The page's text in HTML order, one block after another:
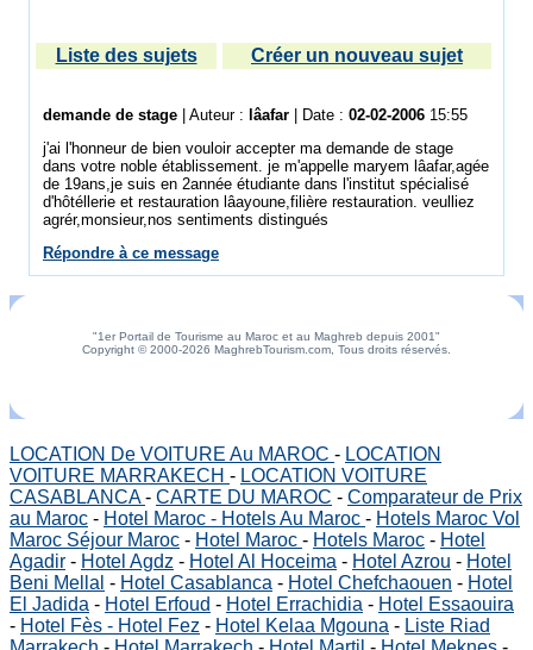
Liste des sujets Créer un nouveau sujet
demande de stage | Auteur : lâafar | Date : 02-02-2006 15:55
j'ai l'honneur de bien vouloir accepter ma demande de stage
dans votre noble établissement. je m'appelle maryem lâafar,agée
de 19ans,je suis en 2année étudiante dans l'institut spécialisé
d'hôtéllerie et restauration lâayoune,filière restauration. veulliez
agrér,monsieur,nos sentiments distingués
Répondre à ce message
"1er Portail de Tourisme au Maroc et au Maghreb depuis 2001"
Copyright © 2000-2026 MaghrebTourism.com, Tous droits réservés.
LOCATION De VOITURE Au MAROC - LOCATION
VOITURE MARRAKECH - LOCATION VOITURE
CASABLANCA- CARTE DU MAROC - Comparateur de Prix
au Maroc - Hotel Maroc - Hotels Au Maroc - Hotels Maroc Vol
Maroc Séjour Maroc - Hotel Maroc - Hotels Maroc - Hotel
Agadir - Hotel Agdz - Hotel Al Hoceima - Hotel Azrou - Hotel
Beni Mellal - Hotel Casablanca - Hotel Chefchaouen - Hotel
El Jadida - Hotel Erfoud - Hotel Errachidia - Hotel Essaouira
- Hotel Fès - Hotel Fez - Hotel Kelaa Mgouna - Liste Riad